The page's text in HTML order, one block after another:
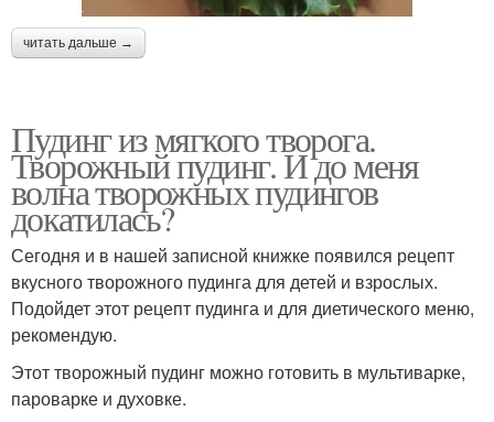
читать дальше →
Пудинг из мягкого творога.
Творожный пудинг. И до меня
волна творожных пудингов
докатилась?
Сегодня и в нашей записной книжке появился рецепт
вкусного творожного пудинга для детей и взрослых.
Подойдет этот рецепт пудинга и для диетического меню,
рекомендую.
Этот творожный пудинг можно готовить в мультиварке,
пароварке и духовке.